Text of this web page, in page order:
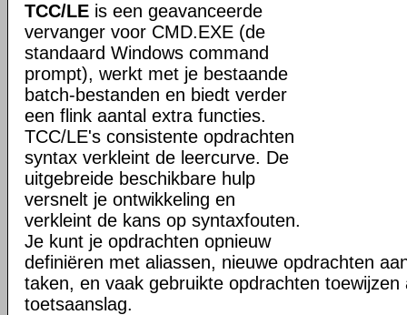
TCC/LE is een geavanceerde
vervanger voor CMD.EXE (de
standaard Windows command
prompt), werkt met je bestaande
batch-bestanden en biedt verder
een flink aantal extra functies.
TCC/LE's consistente opdrachten
syntax verkleint de leercurve. De
uitgebreide beschikbare hulp
versnelt je ontwikkeling en
verkleint de kans op syntaxfouten.
Je kunt je opdrachten opnieuw
definiëren met aliassen, nieuwe opdrachten
taken, en vaak gebruikte opdrachten toewijzen
toetsaanslag.